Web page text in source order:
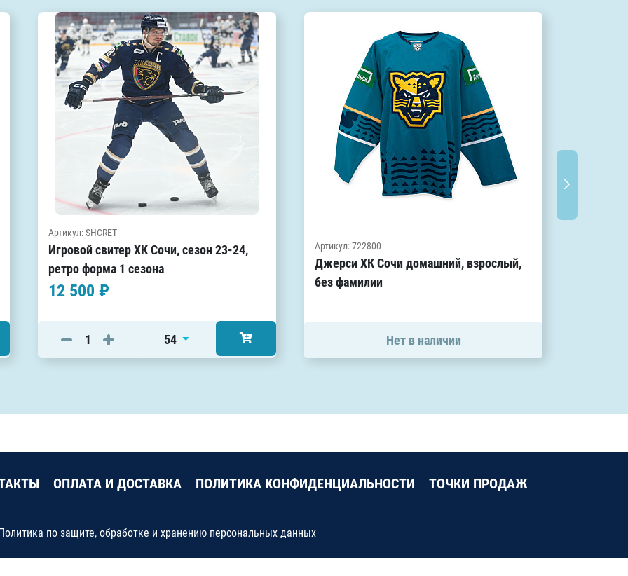
Артикул: SHCRET
Игровой свитер ХК Сочи, сезон 23-24,
ретро форма 1 сезона
12 500 ₽
54
Артикул: 722800
Джерси ХК Сочи домашний, взрослый,
без фамилии
Нет в наличии
ОПЛАТА И ДОСТАВКА ПОЛИТИКА КОНФИДЕНЦИАЛЬНОСТИ ТОЧКИ ПРОДАЖ
по защите, обработке и хранению персональных данных